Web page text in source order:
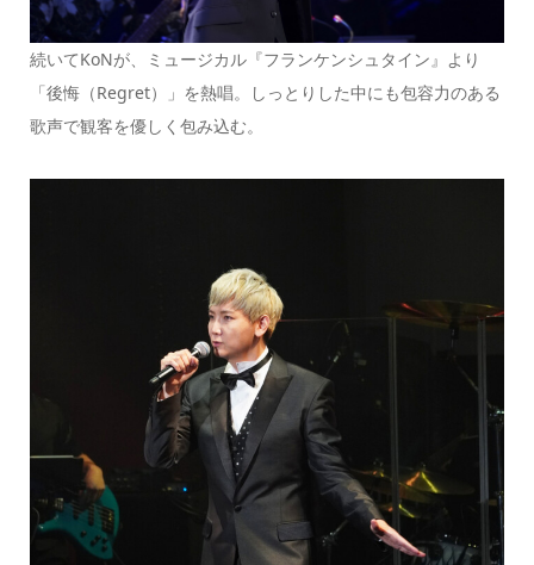
続いてKoNが、ミュージカル『フランケンシュタイン』より
「後悔（Regret）」を熱唱。しっとりした中にも包容力のある
歌声で観客を優しく包み込む。